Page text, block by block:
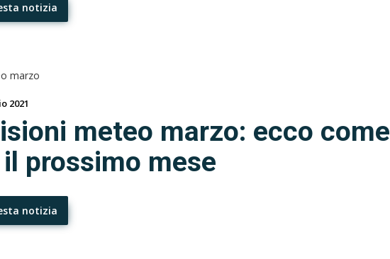
notizia
2021
meteo marzo: ecco come
prossimo mese
notizia